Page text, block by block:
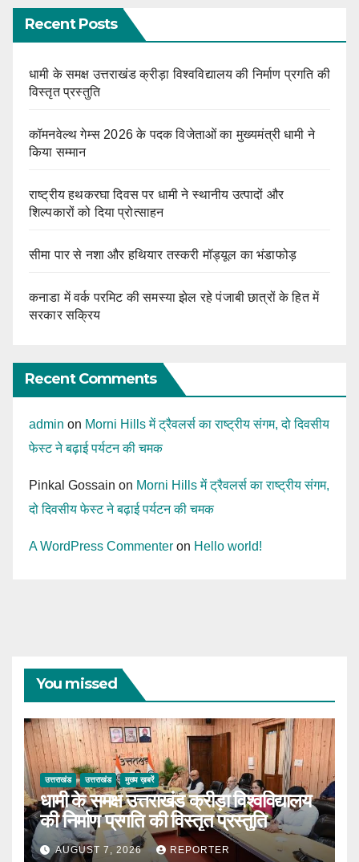
Recent Posts
धामी के समक्ष उत्तराखंड क्रीड़ा विश्वविद्यालय की निर्माण प्रगति की
विस्तृत प्रस्तुति
कॉमनवेल्थ गेम्स 2026 के पदक विजेताओं का मुख्यमंत्री धामी ने
किया सम्मान
राष्ट्रीय हथकरघा दिवस पर धामी ने स्थानीय उत्पादों और
शिल्पकारों को दिया प्रोत्साहन
सीमा पार से नशा और हथियार तस्करी मॉड्यूल का भंडाफोड़
कनाडा में वर्क परमिट की समस्या झेल रहे पंजाबी छात्रों के हित में
सरकार सक्रिय
Recent Comments
admin on Morni Hills में ट्रैवलर्स का राष्ट्रीय संगम, दो दिवसीय
फेस्ट ने बढ़ाई पर्यटन की चमक
Pinkal Gossain on Morni Hills में ट्रैवलर्स का राष्ट्रीय संगम,
दो दिवसीय फेस्ट ने बढ़ाई पर्यटन की चमक
A WordPress Commenter on Hello world!
You missed
उत्तराखंड उत्तराखंड मुख्य ख़बरें
धामी के समक्ष उत्तराखंड क्रीड़ा विश्वविद्यालय
की निर्माण प्रगति की विस्तृत प्रस्तुति
AUGUST 7, 2026 REPORTER